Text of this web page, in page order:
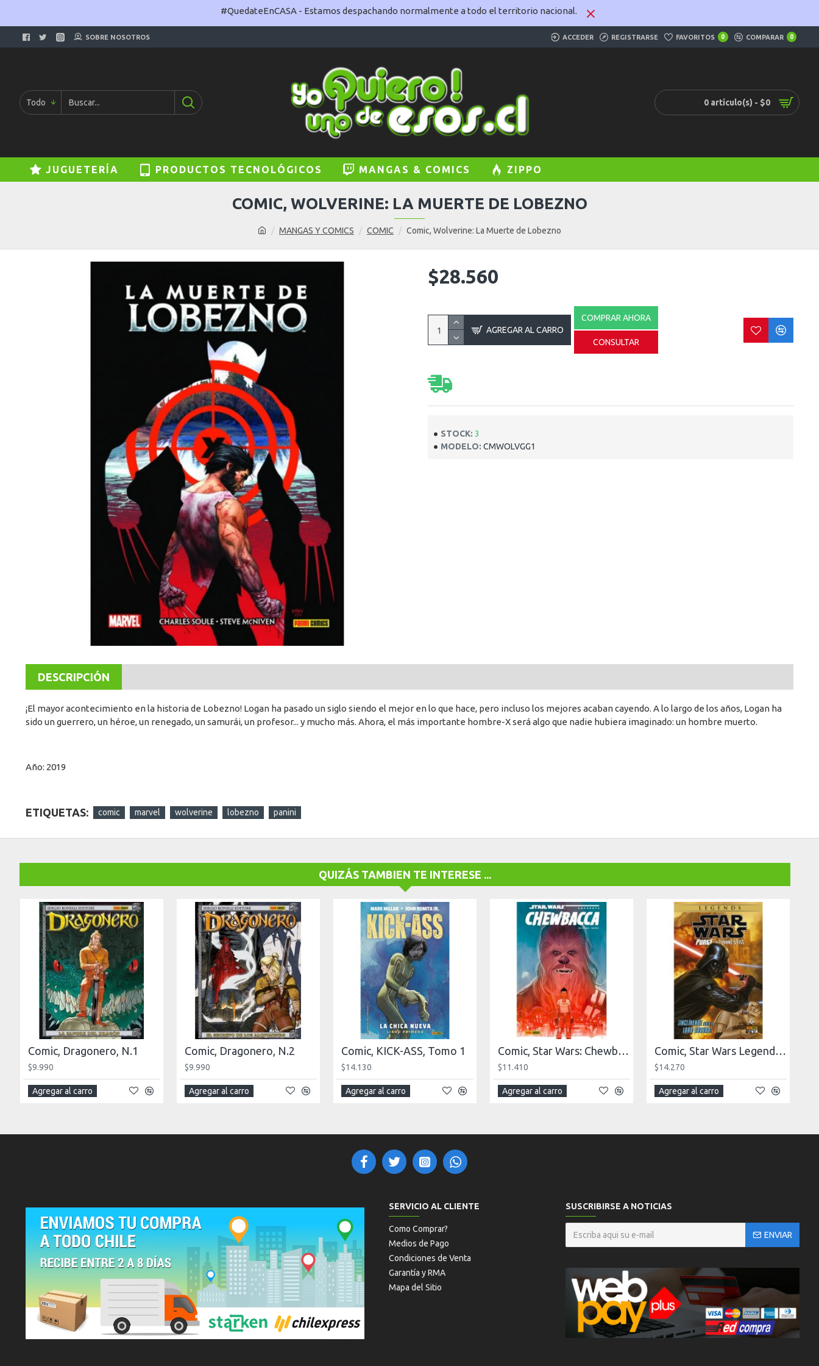
#QuedateEnCASA - Estamos despachando normalmente a todo el territorio nacional.
SOBRE NOSOTROS ACCEDER REGISTRARSE FAVORITOS 0 COMPARAR 0
Todo 0 artículo(s) - $0
JUGUETERÍA PRODUCTOS TECNOLÓGICOS MANGAS & COMICS ZIPPO
MANGAS Y COMICS COMIC Comic, Wolverine: La Muerte de Lobezno
COMIC, WOLVERINE: LA MUERTE DE LOBEZNO
STOCK: 3
MODELO: CMWOLVGG1
$28.560
AGREGAR AL CARRO
COMPRAR AHORA
CONSULTAR
DESCRIPCIÓN
¡El mayor acontecimiento en la historia de Lobezno! Logan ha pasado un siglo siendo el mejor en lo que hace, pero incluso los mejores acaban cayendo. A lo largo de los años, Logan ha
sido un guerrero, un héroe, un renegado, un samurái, un profesor... y mucho más. Ahora, el más importante hombre-X será algo que nadie hubiera imaginado: un hombre muerto.
Año: 2019
ETIQUETAS: comic marvel wolverine lobezno panini
QUIZÁS TAMBIEN TE INTERESE ...
Comic, Dragonero, N.1
$9.990
Agregar al carro
Comic, Dragonero, N.2
$9.990
Agregar al carro
Comic, KICK-ASS, Tomo 1
$14.130
Agregar al carro
Comic, Star Wars: Chewbacca
$11.410
Agregar al carro
Comic, Star Wars Legends: The Tyrant's Fist
$14.270
Agregar al carro
SERVICIO AL CLIENTE
Como Comprar?
Medios de Pago
Condiciones de Venta
Garantía y RMA
Mapa del Sitio
SUSCRIBIRSE A NOTICIAS
ENVIAR